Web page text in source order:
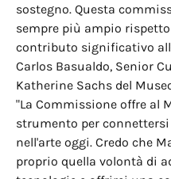
sostegno. Questa
sempre più ampio
contributo significativo
Carlos Basualdo, Senior
Katherine Sachs del
"La Commissione offre al
strumento per
nell'arte oggi. Credo che
proprio quella volontà di